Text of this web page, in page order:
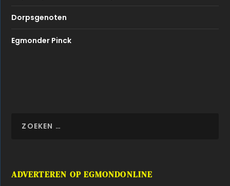
Dorpsgenoten
Egmonder Pinck
ADVERTEREN OP EGMONDONLINE